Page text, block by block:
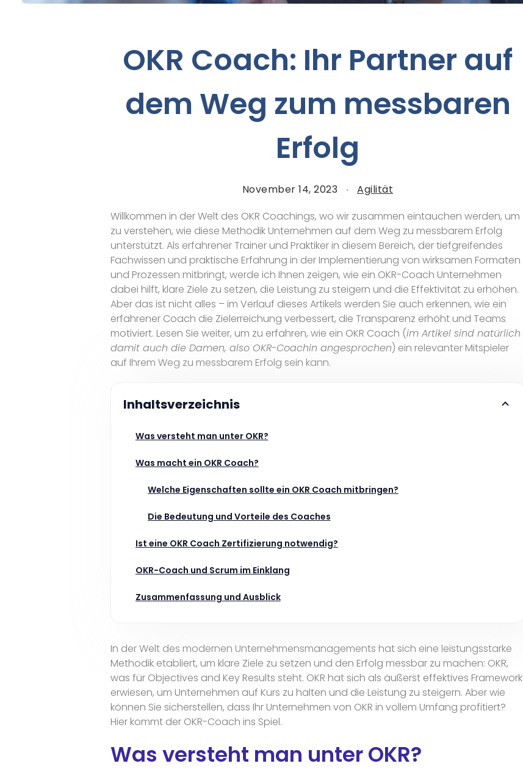
OKR Coach: Ihr Partner auf
dem Weg zum messbaren
Erfolg
November 14, 2023
Agilität
Willkommen in der Welt des OKR Coachings, wo wir zusammen eintauchen werden, um
zu verstehen, wie diese Methodik Unternehmen auf dem Weg zu messbarem Erfolg
unterstützt. Als erfahrener Trainer und Praktiker in diesem Bereich, der tiefgreifendes
Fachwissen und praktische Erfahrung in der Implementierung von wirksamen Formaten
und Prozessen mitbringt, werde ich Ihnen zeigen, wie ein OKR-Coach Unternehmen
dabei hilft, klare Ziele zu setzen, die Leistung zu steigern und die Effektivität zu erhöhen.
Aber das ist nicht alles – im Verlauf dieses Artikels werden Sie auch erkennen, wie ein
erfahrener Coach die Zielerreichung verbessert, die Transparenz erhöht und Teams
motiviert. Lesen Sie weiter, um zu erfahren, wie ein OKR Coach (im Artikel sind natürlich
damit auch die Damen, also OKR-Coachin angesprochen) ein relevanter Mitspieler
auf Ihrem Weg zu messbarem Erfolg sein kann.
Inhaltsverzeichnis
Was versteht man unter OKR?
Was macht ein OKR Coach?
Welche Eigenschaften sollte ein OKR Coach mitbringen?
Die Bedeutung und Vorteile des Coaches
Ist eine OKR Coach Zertifizierung notwendig?
OKR-Coach und Scrum im Einklang
Zusammenfassung und Ausblick
In der Welt des modernen Unternehmensmanagements hat sich eine leistungsstarke
Methodik etabliert, um klare Ziele zu setzen und den Erfolg messbar zu machen: OKR,
was für Objectives and Key Results steht. OKR hat sich als äußerst effektives Framework
erwiesen, um Unternehmen auf Kurs zu halten und die Leistung zu steigern. Aber wie
können Sie sicherstellen, dass Ihr Unternehmen von OKR in vollem Umfang profitiert?
Hier kommt der OKR-Coach ins Spiel.
Was versteht man unter OKR?